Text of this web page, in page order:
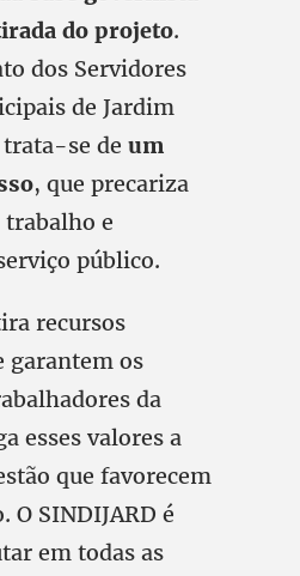
do projeto.
dos Servidores
de Jardim
trata-se de um
, que precariza
trabalho e
público.
recursos
garantem os
da
esses valores a
que favorecem
O SINDIJARD é
em todas as